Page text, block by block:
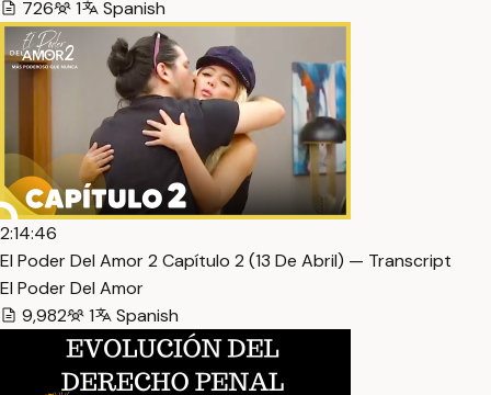
726 1 Spanish
2:14:46
El Poder Del Amor 2 Capítulo 2 (13 De Abril) — Transcript
El Poder Del Amor
9,982
1 Spanish